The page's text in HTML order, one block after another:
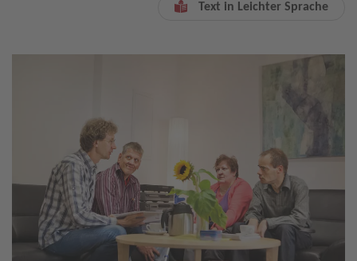
Text in Leichter Sprache